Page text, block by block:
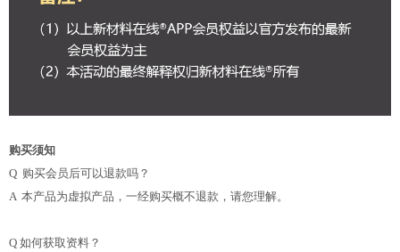
购买须知
Q 购买会员后可以退款吗？
A 本产品为虚拟产品，一经购买概不退款，请您理解。
Q 如何获取资料？